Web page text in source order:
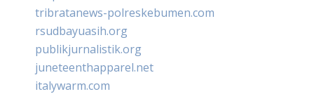
tribratanews-polreskebumen.com
rsudbayuasih.org
publikjurnalistik.org
juneteenthapparel.net
italywarm.com